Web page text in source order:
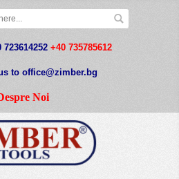
723614252 +40 735785612
to office@zimber.bg
Noi